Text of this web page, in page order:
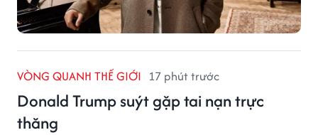
VÒNG QUANH THẾ GIỚI 17 phút trước
Donald Trump suýt gặp tai nạn trực
thăng